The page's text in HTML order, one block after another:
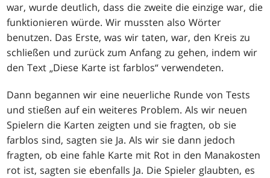
war, wurde deutlich, dass die zweite die einzige war, die
funktionieren würde. Wir mussten also Wörter
benutzen. Das Erste, was wir taten, war, den Kreis zu
schließen und zurück zum Anfang zu gehen, indem wir
den Text „Diese Karte ist farblos“ verwendeten.
Dann begannen wir eine neuerliche Runde von Tests
und stießen auf ein weiteres Problem. Als wir neuen
Spielern die Karten zeigten und sie fragten, ob sie
farblos sind, sagten sie Ja. Als wir sie dann jedoch
fragten, ob eine fahle Karte mit Rot in den Manakosten
rot ist, sagten sie ebenfalls Ja. Die Spieler glaubten, es